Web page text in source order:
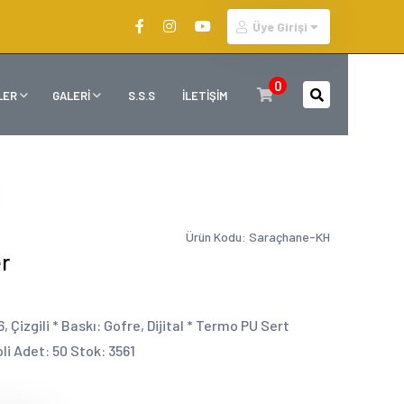
Üye Girişi
GALERİ S.S.S İLETİŞİM
0
Ürün Kodu: Saraçhane-KH
Çizgili * Baskı: Gofre, Dijital * Termo PU Sert
Adet: 50 Stok: 3561